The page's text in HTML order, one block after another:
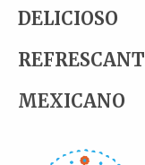
DELICIOSO
MEXICANO